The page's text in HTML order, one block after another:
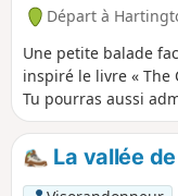
Départ à
Une petite balade
inspiré le livre « The
Tu pourras aussi
région calcaire,
sèches et ses
La vallée